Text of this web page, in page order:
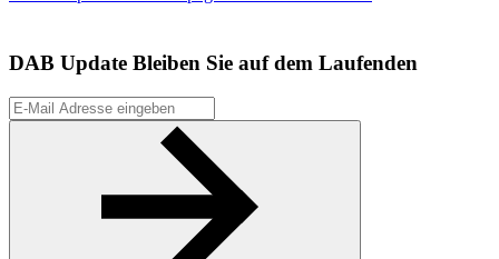
DAB Update Bleiben Sie auf dem Laufenden